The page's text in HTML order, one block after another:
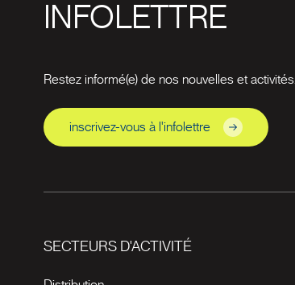
INFOLETTRE
Restez informé(e) de nos nouvelles et activités.
inscrivez-vous à l'infolettre
SECTEURS D'ACTIVITÉ